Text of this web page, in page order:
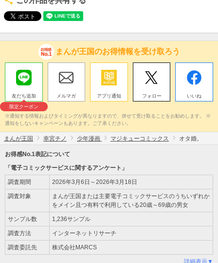
まんが王国のお得情報を受け取ろう
友だち追加
限定クーポン
メルマガ アプリ通知 フォロー いいね
※通知する情報およびタイミングが異なりますので、併せて受け取ることをお勧めします。 ※
通知をしないキャンペーンもあります。ご了承ください。
まんが王国 幸宮チノ 少年漫画 マジキューコミックス オタ婚。
お得感No.1表記について
「電子コミックサービスに関するアンケート」
調査期間 2026年3月6日～2026年3月18日
調査対象
まんが王国または主要電子コミックサービスのうちいずれか
をメイン且つ有料で利用している20歳～69歳の男女
サンプル数 1,236サンプル
調査方法 インターネットリサーチ
調査委託先 株式会社MARCS
詳細表示▼